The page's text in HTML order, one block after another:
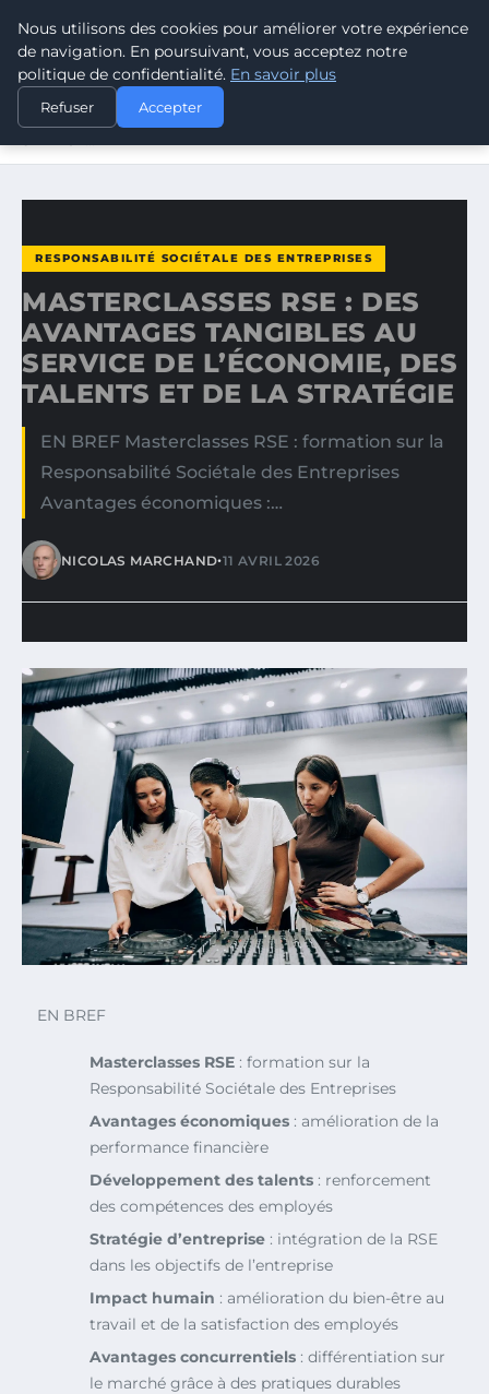
CLIMATE RESPONSE BLOG
ACCUEIL
RESPONSABILITÉ SOCIÉTALE DES ENTREPRISES
MASTERCLASSES RSE : DES AVANTAGES TANGIBLES AU
RESPONSABILITÉ SOCIÉTALE DES ENTREPRISES
MASTERCLASSES RSE : DES
AVANTAGES TANGIBLES AU
SERVICE DE L’ÉCONOMIE, DES
TALENTS ET DE LA STRATÉGIE
EN BREF Masterclasses RSE : formation sur la
Responsabilité Sociétale des Entreprises
Avantages économiques :…
NICOLAS MARCHAND•11 AVRIL 2026
EN BREF
Masterclasses RSE : formation sur la
Responsabilité Sociétale des Entreprises
Avantages économiques : amélioration de la
performance financière
Développement des talents : renforcement
des compétences des employés
Stratégie d’entreprise : intégration de la RSE
dans les objectifs de l’entreprise
Impact humain : amélioration du bien-être au
travail et de la satisfaction des employés
Avantages concurrentiels : différentiation sur
le marché grâce à des pratiques durables
Nous utilisons des cookies pour améliorer votre expérience
de navigation. En poursuivant, vous acceptez notre
politique de confidentialité. En savoir plus
Refuser Accepter